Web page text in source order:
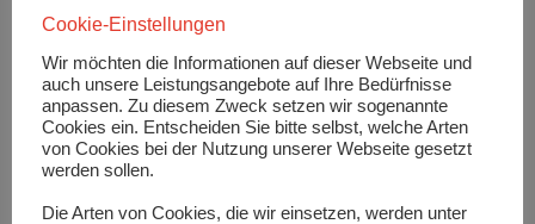
uns vom Start des 19. Mitteldeutschen
Energiegespräches (digital) am 25. März 2021 19:00
Uhr (MEZ). Die Vorbereitungen sind nahezu
abgeschlossen. 9 Referenten von Japan (Yokohama)
über Belarus und Deutschland...
Das 19. Mitteldeutsche
Cookie-Einstellungen
Wir möchten die Informationen auf dieser Webseite und
auch unsere Leistungsangebote auf Ihre Bedürfnisse
anpassen. Zu diesem Zweck setzen wir sogenannte
Cookies ein. Entscheiden Sie bitte selbst, welche Arten
von Cookies bei der Nutzung unserer Webseite gesetzt
werden sollen.
Die Arten von Cookies, die wir einsetzen, werden unter